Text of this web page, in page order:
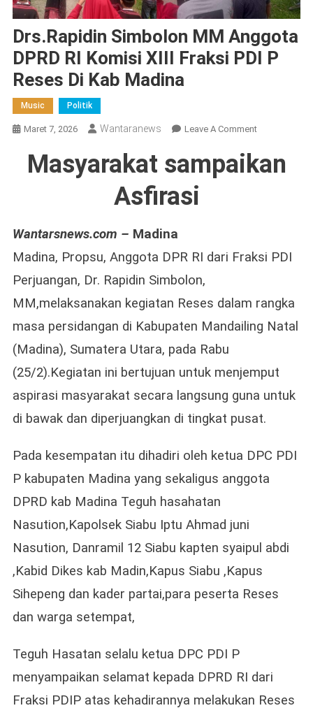
Drs.Rapidin Simbolon MM Anggota
DPRD RI Komisi XIII Fraksi PDI P
Reses Di Kab Madina
Music Politik
Maret 7, 2026 Wantaranews Leave A CommentOn
Simbolon
XIII
P
Reses
Madina
Masyarakat sampaikan
Asfirasi
Wantarsnews.com – Madina
​Madina, Propsu, Anggota DPR RI dari Fraksi PDI
Perjuangan, Dr. Rapidin Simbolon,
MM,melaksanakan kegiatan Reses dalam rangka
masa persidangan di Kabupaten Mandailing Natal
(Madina), Sumatera Utara, pada Rabu
(25/2).Kegiatan ini bertujuan untuk menjemput
aspirasi masyarakat secara langsung guna untuk
di bawak dan diperjuangkan di tingkat pusat.
Pada kesempatan itu dihadiri oleh ketua DPC PDI
P kabupaten Madina yang sekaligus anggota
DPRD kab Madina Teguh hasahatan
Nasution,Kapolsek Siabu Iptu Ahmad juni
Nasution, Danramil 12 Siabu kapten syaipul abdi
,Kabid Dikes kab Madin,Kapus Siabu ,Kapus
Sihepeng dan kader partai,para peserta Reses
dan warga setempat,
Teguh Hasatan selalu ketua DPC PDI P
menyampaikan selamat kepada DPRD RI dari
Fraksi PDIP atas kehadirannya melakukan Reses